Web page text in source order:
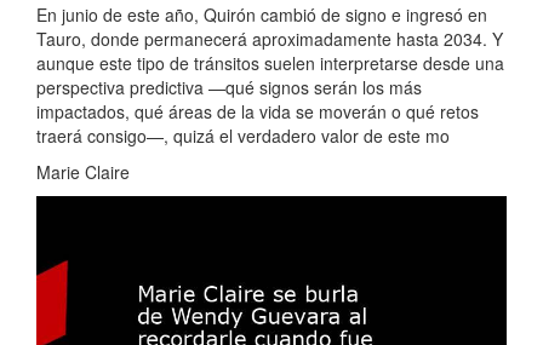
En junio de este año, Quirón cambió de signo e ingresó en
Tauro, donde permanecerá aproximadamente hasta 2034. Y
aunque este tipo de tránsitos suelen interpretarse desde una
perspectiva predictiva —qué signos serán los más
impactados, qué áreas de la vida se moverán o qué retos
traerá consigo—, quizá el verdadero valor de este mo
Marie Claire